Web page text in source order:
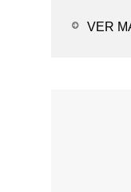
Opciones
VER